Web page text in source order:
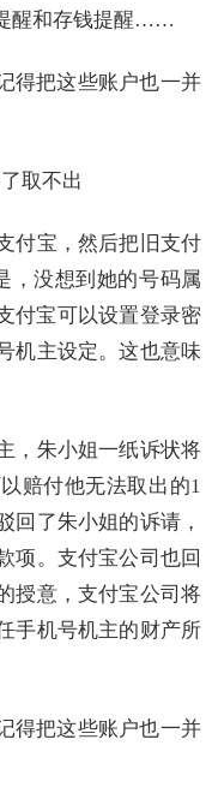
醒和存钱提醒……
取不出
付宝，然后把旧支付
，没想到她的号码属
付宝可以设置登录密
机主设定。这也意味
，朱小姐一纸诉状将
赔付他无法取出的1
回了朱小姐的诉请，
项。支付宝公司也回
授意，支付宝公司将
手机号机主的财产所